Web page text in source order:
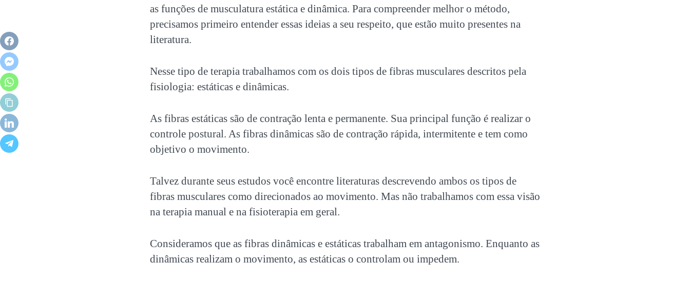
as funções de musculatura estática e dinâmica. Para compreender melhor o método,
precisamos primeiro entender essas ideias a seu respeito, que estão muito presentes na
literatura.
Nesse tipo de terapia trabalhamos com os dois tipos de fibras musculares descritos pela
fisiologia: estáticas e dinâmicas.
As fibras estáticas são de contração lenta e permanente. Sua principal função é realizar o
controle postural. As fibras dinâmicas são de contração rápida, intermitente e tem como
objetivo o movimento.
Talvez durante seus estudos você encontre literaturas descrevendo ambos os tipos de
fibras musculares como direcionados ao movimento. Mas não trabalhamos com essa visão
na terapia manual e na fisioterapia em geral.
Consideramos que as fibras dinâmicas e estáticas trabalham em antagonismo. Enquanto as
dinâmicas realizam o movimento, as estáticas o controlam ou impedem.